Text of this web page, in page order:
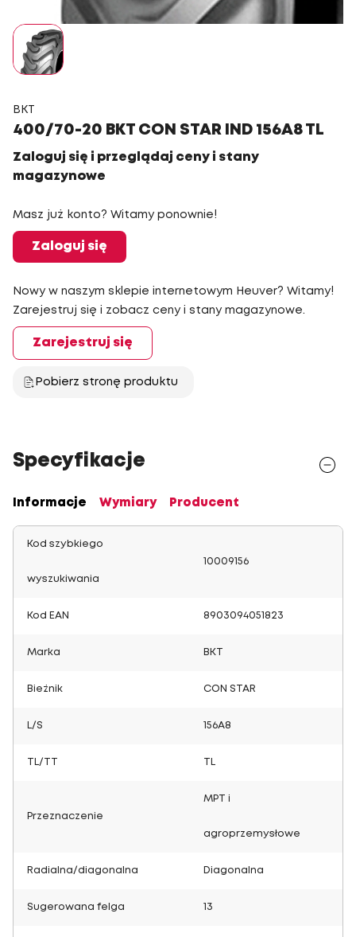
BKT
400/70-20 BKT CON STAR IND 156A8 TL
Zaloguj się i przeglądaj ceny i stany
magazynowe
Masz już konto? Witamy ponownie!
Zaloguj się
Nowy w naszym sklepie internetowym Heuver? Witamy!
Zarejestruj się i zobacz ceny i stany magazynowe.
Zarejestruj się
Pobierz stronę produktu
Specyfikacje
Informacje Wymiary Producent
Kod szybkiego
wyszukiwania
10009156
Kod EAN 8903094051823
Marka BKT
Bieżnik CON STAR
L/S 156A8
TL/TT
Przeznaczenie
MPT i
agroprzemysłowe
Radialna/diagonalna Diagonalna
Sugerowana felga 13